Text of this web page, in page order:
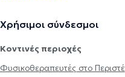
Χρήσιμοι σύνδεσμοι
Κοντινές περιοχές
Φυσικοθεραπευτές στο